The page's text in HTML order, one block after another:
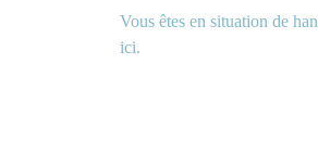
Vous êtes en situation de
ici.